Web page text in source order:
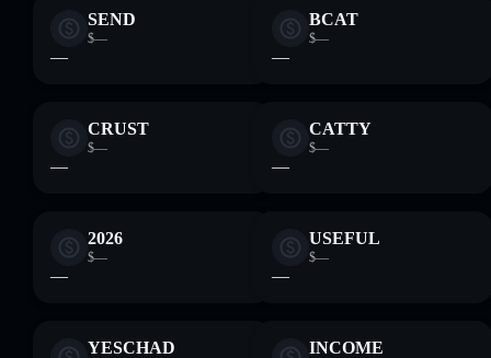
SEND
$—
—
BCAT
$—
—
CRUST
$—
—
CATTY
$—
—
2026
$—
—
USEFUL
$—
—
YESCHAD INCOME